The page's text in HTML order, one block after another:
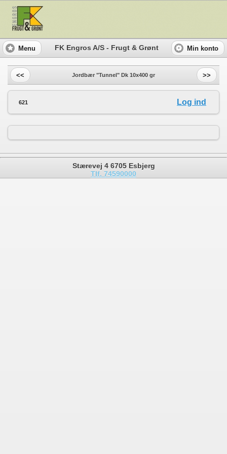
Menu FK Engros A/S - Frugt & Grønt Min konto
<< Jordbær "Tunnel" Dk 10x400 gr >>
621 Log ind
Stærevej 4 6705 Esbjerg
Tlf. 74590000